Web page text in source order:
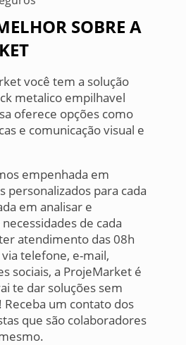
SOBRE A
você tem a solução
metalico empilhavel
oferece opções como
e comunicação visual e
empenhada em
personalizados para cada
em analisar e
de cada
atendimento das 08h
telefone, e-mail,
sociais, a ProjeMarket é
te dar soluções sem
Receba um contato dos
que são colaboradores